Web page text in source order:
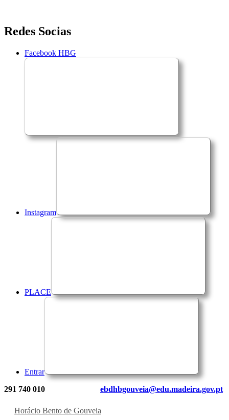
Saltar
para
conteúdo
Redes Socias
Facebook HBG
Instagram
PLACE
Entrar
291 740 010 ebdhbgouveia@edu.madeira.gov.pt
Horácio Bento de Gouveia